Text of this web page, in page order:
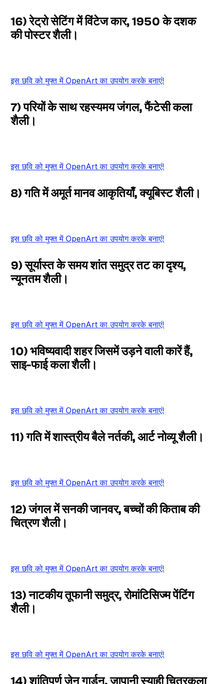
16) रेट्रो सेटिंग में विंटेज कार, 1950 के दशक
की पोस्टर शैली।
इस छवि को मुफ्त में OpenArt का उपयोग करके बनाएं!
7) परियों के साथ रहस्यमय जंगल, फैंटेसी कला
शैली।
इस छवि को मुफ्त में OpenArt का उपयोग करके बनाएं!
8) गति में अमूर्त मानव आकृतियाँ, क्यूबिस्ट शैली।
इस छवि को मुफ्त में OpenArt का उपयोग करके बनाएं!
9) सूर्यास्त के समय शांत समुद्र तट का दृश्य,
न्यूनतम शैली।
इस छवि को मुफ्त में OpenArt का उपयोग करके बनाएं!
10) भविष्यवादी शहर जिसमें उड़ने वाली कारें हैं,
साइ-फाई कला शैली।
इस छवि को मुफ्त में OpenArt का उपयोग करके बनाएं!
11) गति में शास्त्रीय बैले नर्तकी, आर्ट नोव्यू शैली।
इस छवि को मुफ्त में OpenArt का उपयोग करके बनाएं!
12) जंगल में सनकी जानवर, बच्चों की किताब की
चित्रण शैली।
इस छवि को मुफ्त में OpenArt का उपयोग करके बनाएं!
13) नाटकीय तूफानी समुद्र, रोमांटिसिज्म पेंटिंग
शैली।
इस छवि को मुफ्त में OpenArt का उपयोग करके बनाएं!
14) शांतिपूर्ण ज़ेन गार्डन, जापानी स्याही चित्रकला